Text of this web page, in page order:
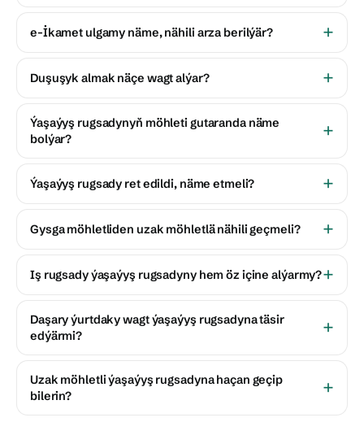
e-İkamet ulgamy näme, nähili arza berilýär?
Duşuşyk almak näçe wagt alýar?
Ýaşaýyş rugsadynyň möhleti gutaranda näme
bolýar?
Ýaşaýyş rugsady ret edildi, näme etmeli?
Gysga möhletliden uzak möhletlä nähili geçmeli?
Iş rugsady ýaşaýyş rugsadyny hem öz içine alýarmy?
Daşary ýurtdaky wagt ýaşaýyş rugsadyna täsir
edýärmi?
Uzak möhletli ýaşaýyş rugsadyna haçan geçip
bilerin?